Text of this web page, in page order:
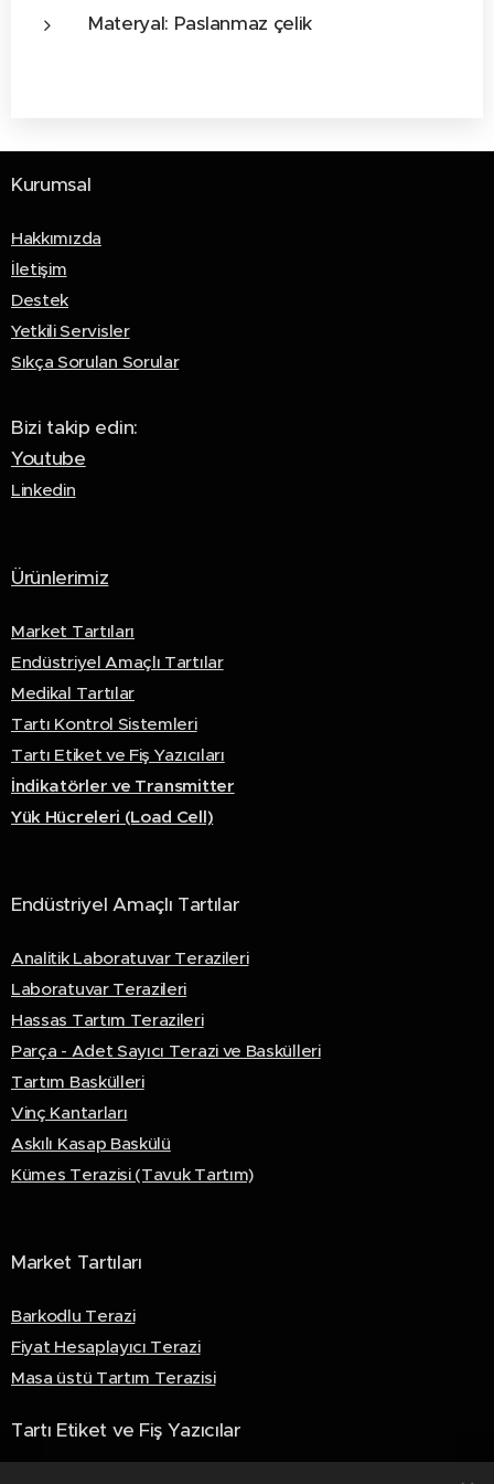
Materyal: Paslanmaz çelik
Kurumsal
Hakkımızda
İletişim
Destek
Yetkili Servisler
Sıkça Sorulan Sorular
Bizi takip edin:
Youtube
Linkedin
Ürünlerimiz
Market Tartıları
Endüstriyel Amaçlı Tartılar
Medikal Tartılar
Tartı Kontrol Sistemleri
Tartı Etiket ve Fiş Yazıcıları
İndikatörler ve Transmitter
Yük Hücreleri (Load Cell)
Endüstriyel Amaçlı Tartılar
Analitik Laboratuvar Terazileri
Laboratuvar Terazileri
Hassas Tartım Terazileri
Parça - Adet Sayıcı Terazi ve Baskülleri
Tartım Baskülleri
Vinç Kantarları
Askılı Kasap Baskülü
Kümes Terazisi (Tavuk Tartım)
Market Tartıları
Barkodlu Terazi
Fiyat Hesaplayıcı Terazi
Masa üstü Tartım Terazisi
Tartı Etiket ve Fiş Yazıcılar